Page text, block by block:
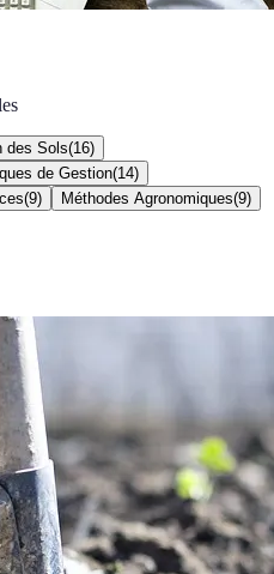
des Sols(16)
de Gestion(14)
(9) Méthodes Agronomiques(9)